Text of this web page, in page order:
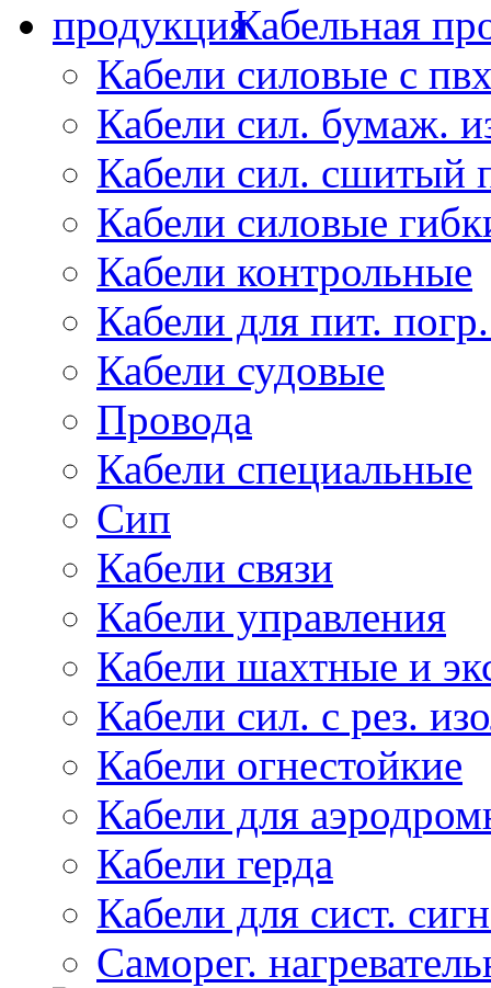
Кабельная
Кабели силовые с
Кабели сил. бумаж.
Кабели сил. сшитый
Кабели силовые
Кабели контрольные
Кабели для пит.
Кабели судовые
Провода
Кабели специальные
Сип
Кабели связи
Кабели управления
Кабели шахтные и
Кабели сил. с рез.
Кабели огнестойкие
Кабели для
Кабели герда
Кабели для сист.
Саморег.